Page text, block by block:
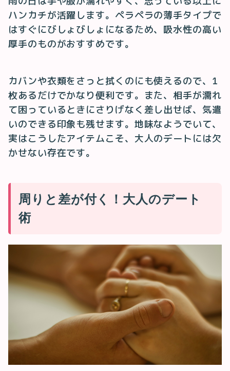
ハンカチが活躍します。ペラペラの薄手タイプで
はすぐにびしょびしょになるため、吸水性の高い
厚手のものがおすすめです。
カバンや衣類をさっと拭くのにも使えるので、1
枚あるだけでかなり便利です。また、相手が濡れ
て困っているときにさりげなく差し出せば、気遣
いのできる印象も残せます。地味なようでいて、
実はこうしたアイテムこそ、大人のデートには欠
かせない存在です。
周りと差が付く！大人のデート
術